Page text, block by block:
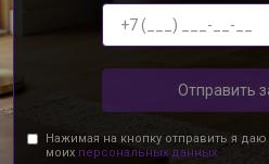
Отправить
Нажимая на кнопку отправить я
моих персональных данных.